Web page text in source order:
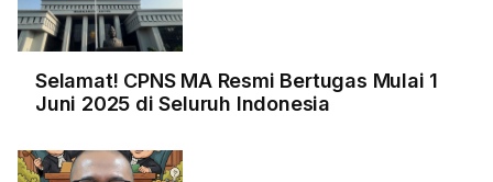
Selamat! CPNS MA Resmi Bertugas Mulai 1
Juni 2025 di Seluruh Indonesia